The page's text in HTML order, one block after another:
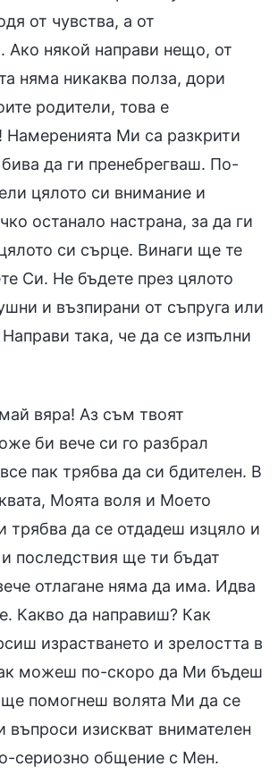
от чувства, а от
Ако някой направи нещо, от
няма никаква полза, дори
родители, това е
Намеренията Ми са разкрити
да ги пренебрегваш. По-
цялото си внимание и
останало настрана, за да ги
си сърце. Винаги ще те
Си. Не бъдете през цялото
и възпирани от съпруга или
Направи така, че да се изпълни
вяра! Аз съм твоят
би вече си го разбрал
пак трябва да си бдителен. В
Моята воля и Моето
трябва да се отдадеш изцяло и
последствия ще ти бъдат
отлагане няма да има. Идва
Какво да направиш? Как
израстването и зрелостта в
можеш по-скоро да Ми бъдеш
ще помогнеш волята Ми да се
въпроси изискват внимателен
сериозно общение с Мен.